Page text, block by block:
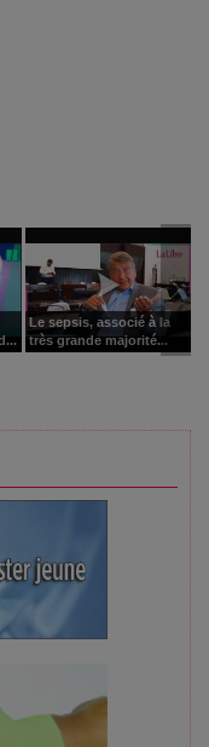
Le sepsis, associé à la
très grande majorité...